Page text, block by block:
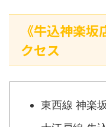
《牛込神楽
クセス
東西線 神楽